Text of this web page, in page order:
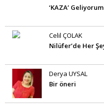
‘KAZA’
Celil ÇOLAK
Nilüfer’de Her
Derya UYSAL
Bir öneri